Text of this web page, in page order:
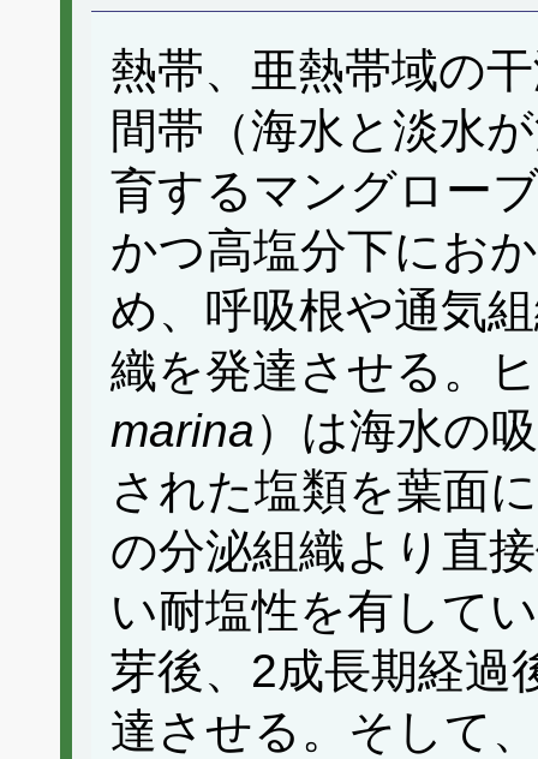
熱帯、亜熱帯域の
間帯（海水と淡水
育するマングロー
かつ高塩分下にお
め、呼吸根や通気
織を発達させる。
marina）は海水の
された塩類を葉面
の分泌組織より直
い耐塩性を有して
芽後、2成長期経過
達させる。そして